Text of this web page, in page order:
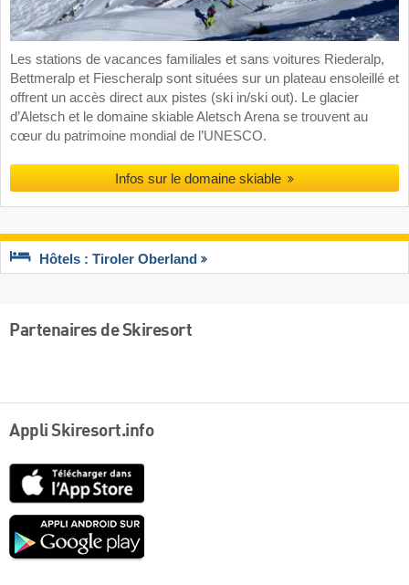
Les stations de vacances familiales et sans voitures Riederalp,
Bettmeralp et Fiescheralp sont situées sur un plateau ensoleillé et
offrent un accès direct aux pistes (ski in/ski out). Le glacier
d’Aletsch et le domaine skiable Aletsch Arena se trouvent au
cœur du patrimoine mondial de l’UNESCO.
Infos sur le domaine skiable
Hôtels : Tiroler Oberland
Partenaires de Skiresort
Appli Skiresort.info
Google